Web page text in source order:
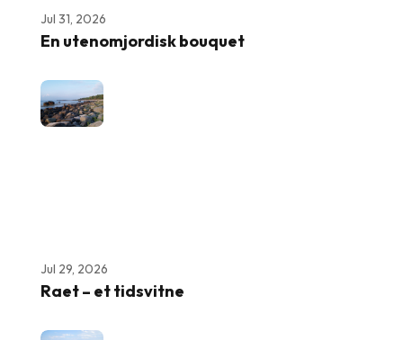
Jul 31, 2026
En utenomjordisk bouquet
Jul 29, 2026
Raet – et tidsvitne